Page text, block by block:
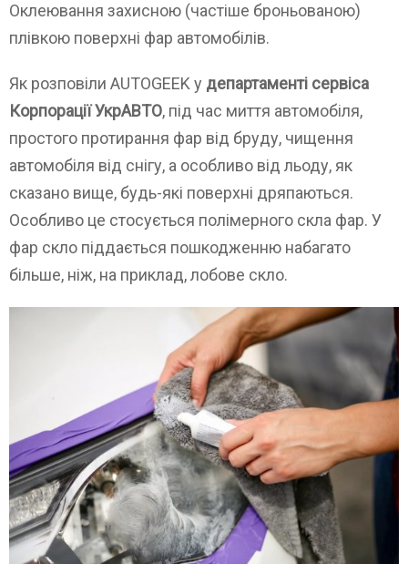
Оклеювання захисною (частіше броньованою)
плівкою поверхні фар автомобілів.
Як розповіли AUTOGEEK у департаменті сервіса
Корпорації УкрАВТО, під час миття автомобіля,
простого протирання фар від бруду, чищення
автомобіля від снігу, а особливо від льоду, як
сказано вище, будь-які поверхні дряпаються.
Особливо це стосується полімерного скла фар. У
фар скло піддається пошкодженню набагато
більше, ніж, на приклад, лобове скло.